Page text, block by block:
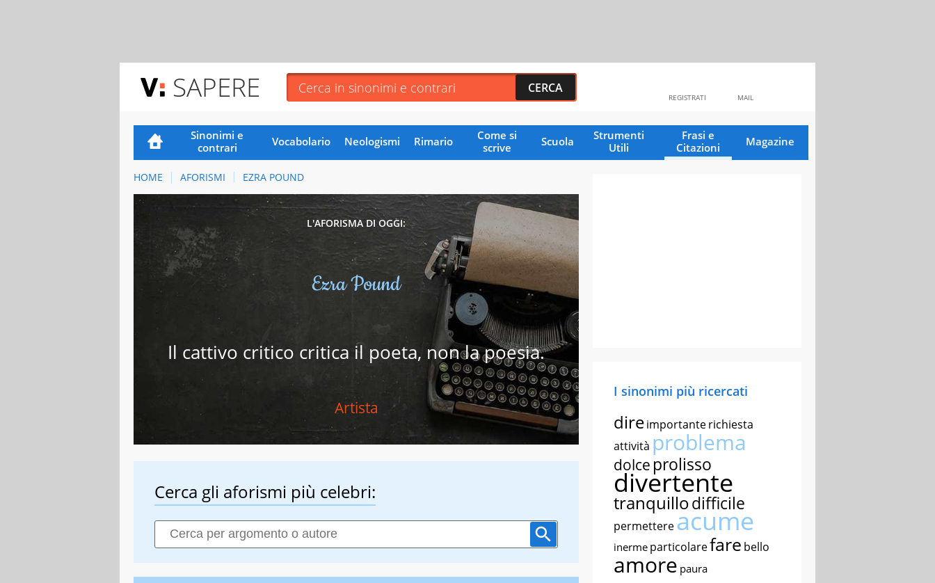
SAPERE MAIL
REGISTRATI
Sinonimi e
contrari
Vocabolario Neologismi Rimario
Come si
scrive
Scuola
Strumenti
Utili
Frasi e
Citazioni
Magazine
HOME AFORISMI EZRA POUND
L'AFORISMA DI OGGI:
Ezra Pound
Il cattivo critico critica il poeta, non la poesia.
Artista
Cerca gli aforismi più celebri:
I sinonimi più ricercati
direimportanterichiesta
attività problema
dolce prolisso
divertente
tranquillodifficile
permettereacume
inerme particolarefare bello
amore paura